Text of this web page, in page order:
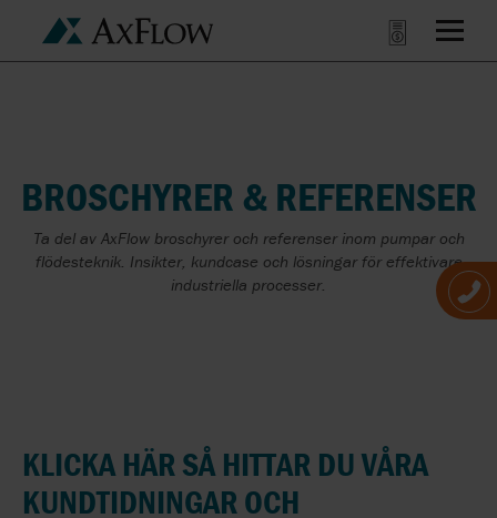
BROSCHYRER & REFERENSER
Ta del av AxFlow broschyrer och referenser inom pumpar och
flödesteknik. Insikter, kundcase och lösningar för effektivare
industriella processer.
KLICKA HÄR SÅ HITTAR DU VÅRA
KUNDTIDNINGAR OCH